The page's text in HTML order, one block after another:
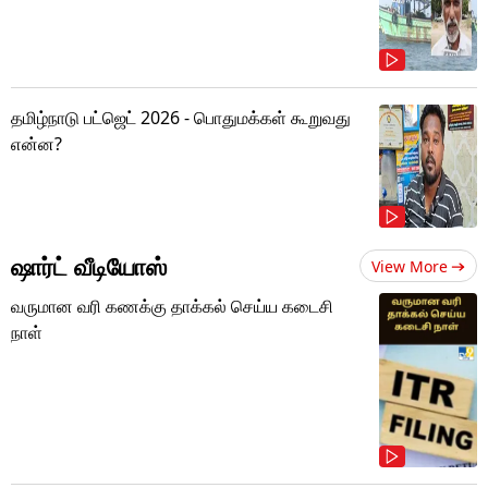
தமிழ்நாடு பட்ஜெட் 2026 - பொதுமக்கள் கூறுவது
என்ன?
ஷார்ட் வீடியோஸ் View More
வருமான வரி கணக்கு தாக்கல் செய்ய கடைசி
நாள்